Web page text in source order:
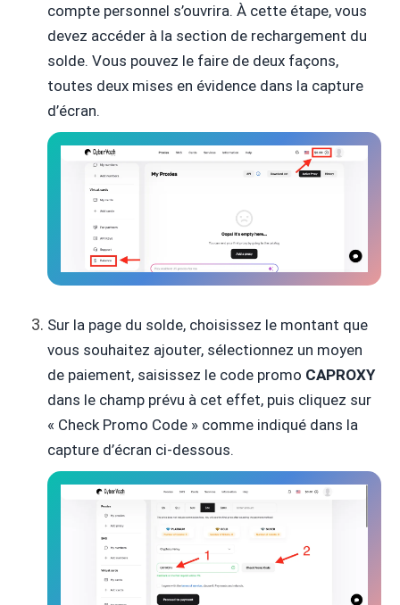
compte personnel s’ouvrira. À cette étape, vous
devez accéder à la section de rechargement du
solde. Vous pouvez le faire de deux façons,
toutes deux mises en évidence dans la capture
d’écran.
Sur la page du solde, choisissez le montant que
vous souhaitez ajouter, sélectionnez un moyen
de paiement, saisissez le code promo CAPROXY
dans le champ prévu à cet effet, puis cliquez sur
« Check Promo Code » comme indiqué dans la
capture d’écran ci-dessous.